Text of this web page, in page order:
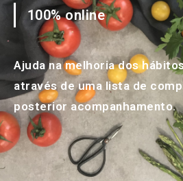
100% online
Ajuda na melhoria dos
através de uma lista de
posterior acompanhamento.